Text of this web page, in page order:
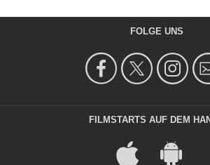
FOLGE UNS
FILMSTARTS AUF DEM